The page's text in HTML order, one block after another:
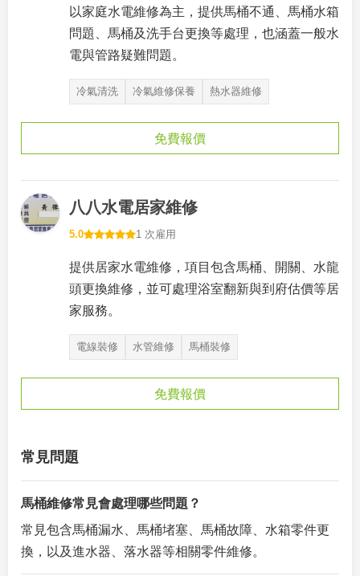
以家庭水電維修為主，提供馬桶不通、馬桶水箱
問題、馬桶及洗手台更換等處理，也涵蓋一般水
電與管路疑難問題。
冷氣清洗 冷氣維修保養 熱水器維修
免費報價
八八水電居家維修
5.0 1 次雇用
提供居家水電維修，項目包含馬桶、開關、水龍
頭更換維修，並可處理浴室翻新與到府估價等居
家服務。
電線裝修 水管維修 馬桶裝修
免費報價
常見問題
馬桶維修常見會處理哪些問題？
常見包含馬桶漏水、馬桶堵塞、馬桶故障、水箱零件更
換，以及進水器、落水器等相關零件維修。